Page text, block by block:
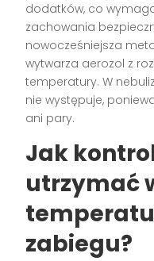
dodatków, co
zachowania
nowocześniejsza
wytwarza aerozol z
temperatury. W
nie występuje,
ani pary.
Jak
utrzymać
zabiegu?